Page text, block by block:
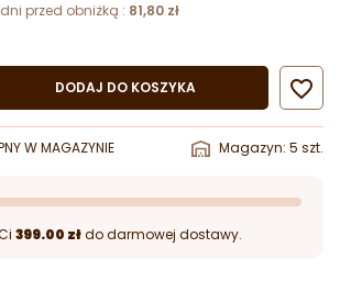
przed obniżką : 81,80 zł
DODAJ DO KOSZYKA 
W MAGAZYNIE Magazyn: 5 szt.
399.00 złdo darmowej dostawy.